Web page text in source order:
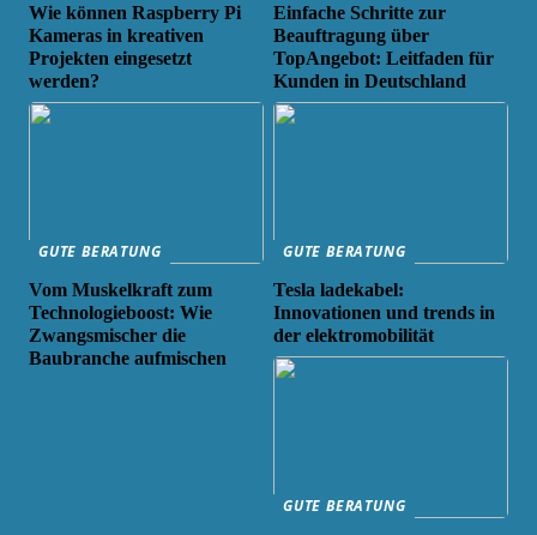
Wie können Raspberry Pi
Kameras in kreativen
Projekten eingesetzt
werden?
Einfache Schritte zur
Beauftragung über
TopAngebot: Leitfaden für
Kunden in Deutschland
GUTE BERATUNG
Vom Muskelkraft zum
Technologieboost: Wie
Zwangsmischer die
Baubranche aufmischen
GUTE BERATUNG
Tesla ladekabel:
Innovationen und trends in
der elektromobilität
GUTE BERATUNG